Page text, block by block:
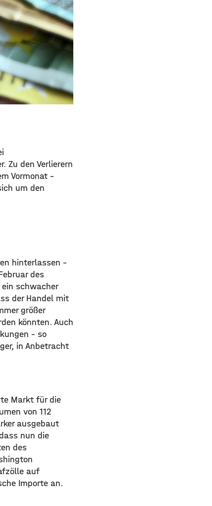
Zu den Verlierern
Vormonat –
um den
hinterlassen –
des
schwacher
der Handel mit
größer
könnten. Auch
– so
in Anbetracht
Markt für die
von 112
ausgebaut
nun die
des
auf
Importe an.